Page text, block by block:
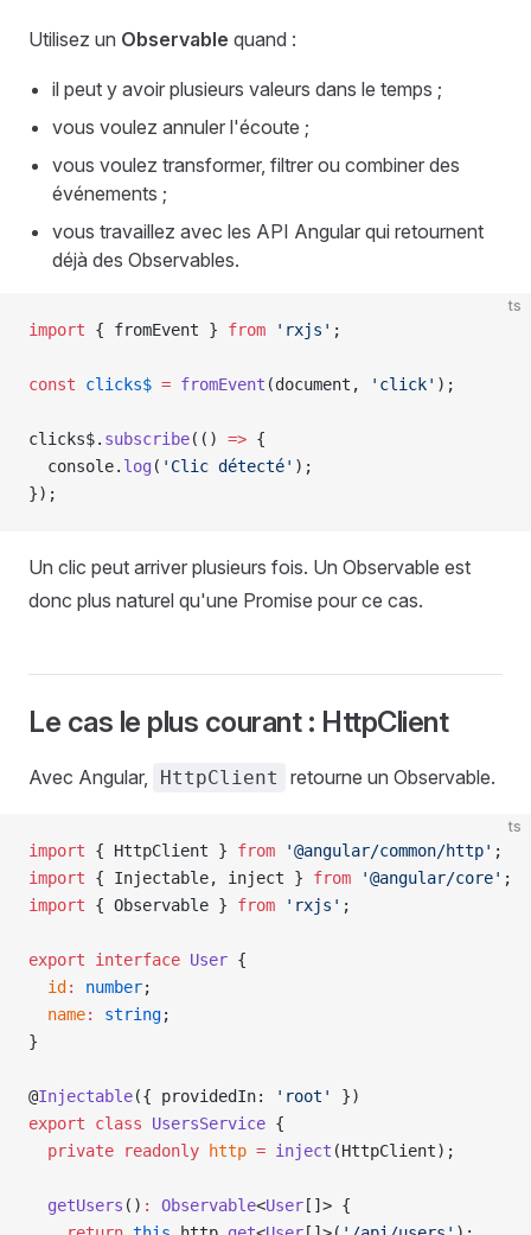
Utilisez un Observable quand :
il peut y avoir plusieurs valeurs dans le temps ;
vous voulez annuler l'écoute ;
vous voulez transformer, filtrer ou combiner des
événements ;
vous travaillez avec les API Angular qui retournent
déjà des Observables.
ts
import { fromEvent } from 'rxjs' ;
const clicks$ = fromEvent (document, 'click' );
clicks$. subscribe(() => {
  console.
log ( 'Clic détecté' );
});
Un clic peut arriver plusieurs fois. Un Observable est
donc plus naturel qu'une Promise pour ce cas.
Le cas le plus courant : HttpClient
Avec Angular, HttpClient retourne un Observable.
ts
import { HttpClient } from '@angular/common/http' ;
import { Injectable, inject } from '@angular/core' ;
import { Observable } from 'rxjs' ;
export interface User {
  id
: number;
  name
: string;
}
@Injectable({ providedIn: 'root'
})
export class UsersService {
  private
readonly http = inject (HttpClient);
  getUsers
() : Observable<User []> {